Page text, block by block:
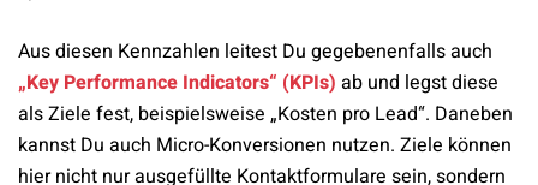
Aus diesen Kennzahlen leitest Du gegebenenfalls auch
„Key Performance Indicators“ (KPIs) ab und legst diese
als Ziele fest, beispielsweise „Kosten pro Lead“. Daneben
kannst Du auch Micro-Konversionen nutzen. Ziele können
hier nicht nur ausgefüllte Kontaktformulare sein, sondern